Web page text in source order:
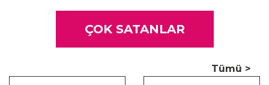
ÇOK SATANLAR
Tümü >